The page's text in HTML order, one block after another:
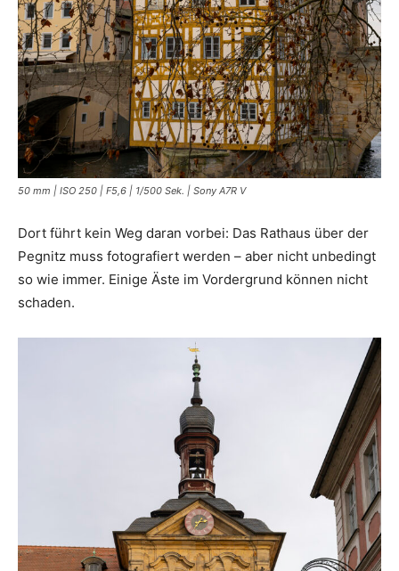
50 mm | ISO 250 | F5,6 | 1/500 Sek. | Sony A7R V
Dort führt kein Weg daran vorbei: Das Rathaus über der
Pegnitz muss fotografiert werden – aber nicht unbedingt
so wie immer. Einige Äste im Vordergrund können nicht
schaden.